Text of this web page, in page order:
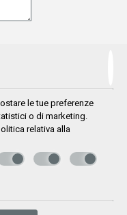
le tue preferenze
o di marketing.
relativa alla